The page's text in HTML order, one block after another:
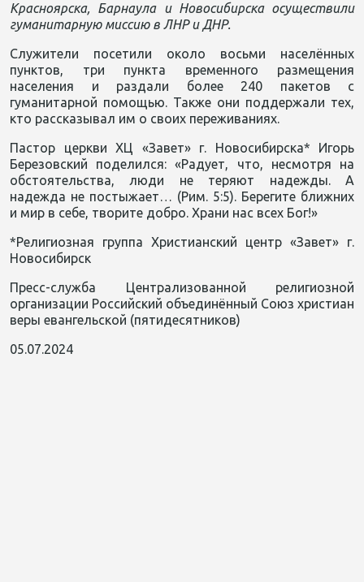
Красноярска, Барнаула и Новосибирска осуществили
гуманитарную миссию в ЛНР и ДНР.
Служители посетили около восьми населённых
пунктов, три пункта временного размещения
населения и раздали более 240 пакетов с
гуманитарной помощью. Также они поддержали тех,
кто рассказывал им о своих переживаниях.
Пастор церкви ХЦ «Завет» г. Новосибирска* Игорь
Березовский поделился: «Радует, что, несмотря на
обстоятельства, люди не теряют надежды. А
надежда не постыжает… (Рим. 5:5). Берегите ближних
и мир в себе, творите добро. Храни нас всех Бог!»
*Религиозная группа Христианский центр «Завет» г.
Новосибирск
Пресс-служба Централизованной религиозной
организации Российский объединённый Союз христиан
веры евангельской (пятидесятников)
05.07.2024